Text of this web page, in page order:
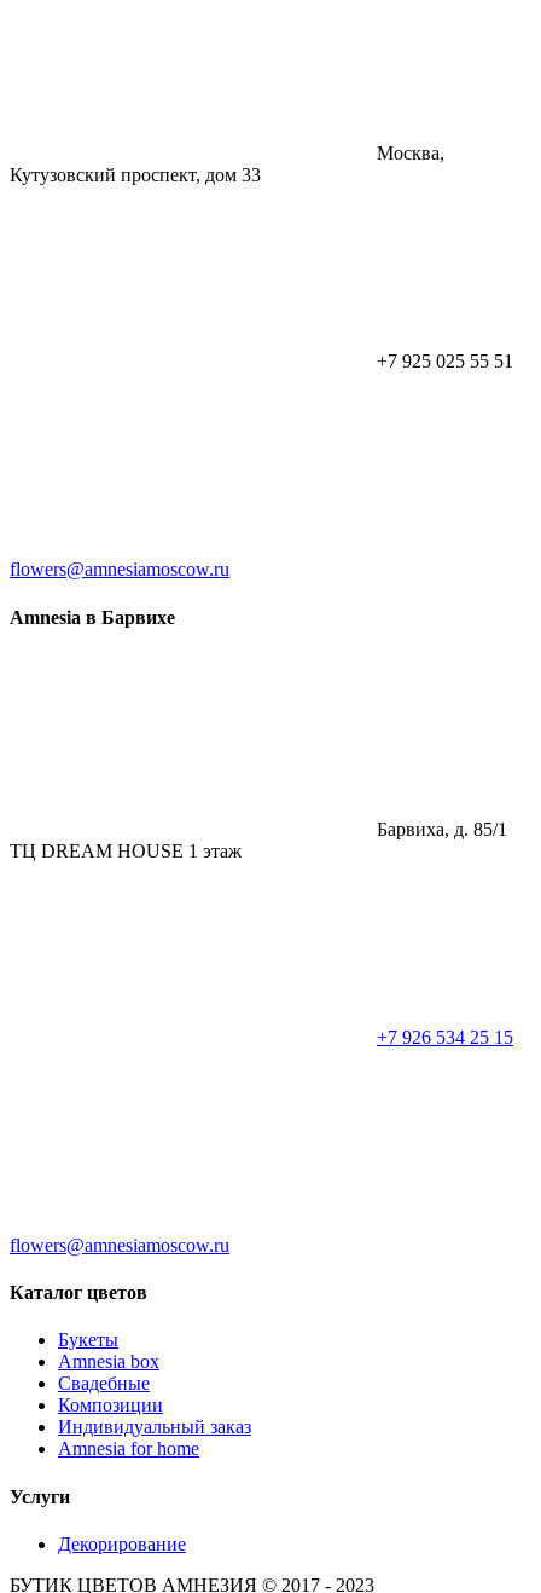
Москва,
Кутузовский проспект, дом 33
+7 925 025 55 51
flowers@amnesiamoscow.ru
Amnesia в Барвихе
Барвиха, д. 85/1
ТЦ DREAM HOUSE 1 этаж
+7 926 534 25 15
flowers@amnesiamoscow.ru
Каталог цветов
Букеты
Amnesia box
Свадебные
Композиции
Индивидуальный заказ
Amnesia for home
Услуги
Декорирование
БУТИК ЦВЕТОВ АМНЕЗИЯ © 2017 - 2023